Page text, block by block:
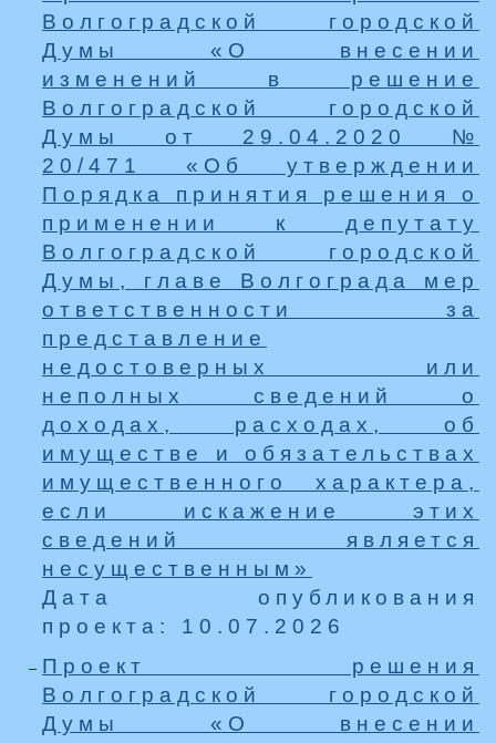
Волгоградской городской
Думы «О внесении
изменений в решение
Волгоградской городской
Думы от 29.04.2020 №
20/471 «Об утверждении
Порядка принятия решения о
применении к депутату
Волгоградской городской
Думы, главе Волгограда мер
ответственности за
представление
недостоверных или
неполных сведений о
доходах, расходах, об
имуществе и обязательствах
имущественного характера,
если искажение этих
сведений является
несущественным»
Дата опубликования
проекта: 10.07.2026
Проект решения
Волгоградской городской
Думы «О внесении